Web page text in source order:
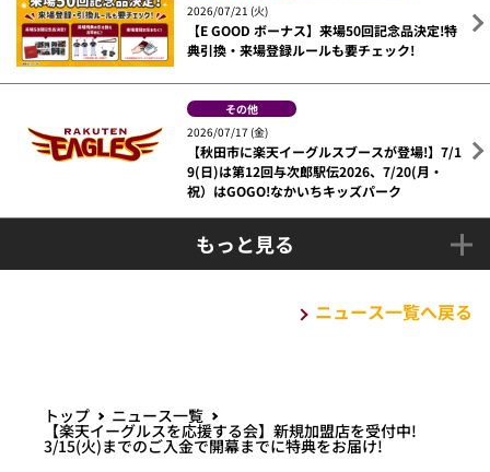
2026/07/21 (火)
【E GOOD ボーナス】来場50回記念品決定!特
典引換・来場登録ルールも要チェック!
その他
2026/07/17 (金)
【秋田市に楽天イーグルスブースが登場!】7/1
9(日)は第12回与次郎駅伝2026、7/20(月・
祝）はGOGO!なかいちキッズパーク
もっと見る
ニュース一覧へ戻る
トップ ニュース一覧
【楽天イーグルスを応援する会】新規加盟店を受付中!
3/15(火)までのご入金で開幕までに特典をお届け!